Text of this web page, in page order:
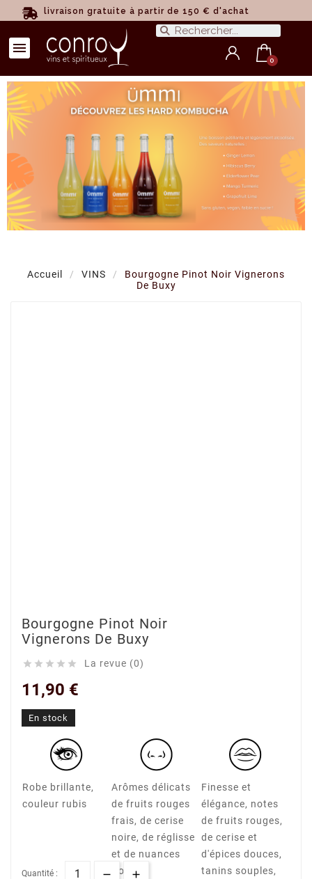
livraison gratuite à partir de 150 € d'achat
Accueil VINS
Bourgogne Pinot Noir Vignerons
De Buxy
Bourgogne Pinot Noir
Vignerons De Buxy
     La revue (0)
11,90 €
En stock
Robe brillante,
couleur rubis
Arômes délicats
de fruits rouges
frais, de cerise
noire, de réglisse
et de nuances
florales
Finesse et
élégance, notes
de fruits rouges,
de cerise et
d'épices douces,
tanins souples,
Quantité :